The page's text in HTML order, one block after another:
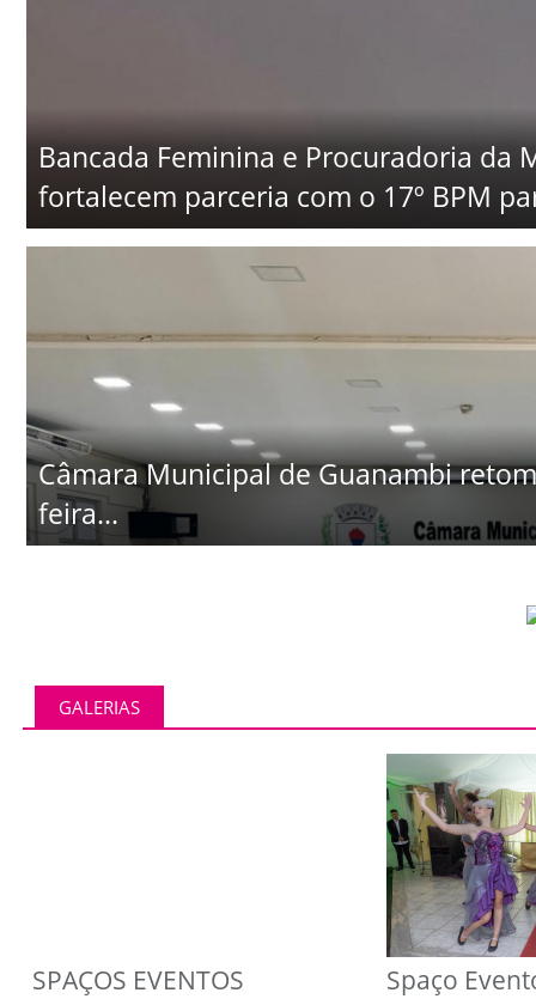
Bancada Feminina e Procuradoria da
fortalecem parceria com o 17º BPM
Câmara Municipal de Guanambi
feira...
GALERIAS
SPAÇOS EVENTOS Spaço